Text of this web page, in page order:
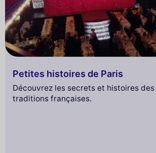
Petites histoires de Paris
Découvrez les secrets et histoires
traditions françaises.